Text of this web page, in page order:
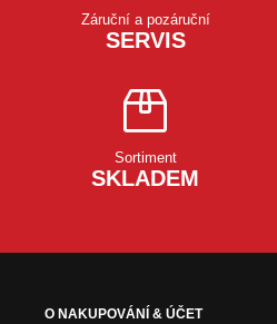
Záruční a pozáruční
SERVIS
Sortiment
SKLADEM
O NAKUPOVÁNÍ & ÚČET